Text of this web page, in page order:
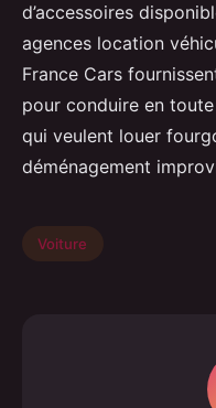
d’accessoires
agences location
France Cars
pour conduire en
qui veulent louer
déménagement
Voiture